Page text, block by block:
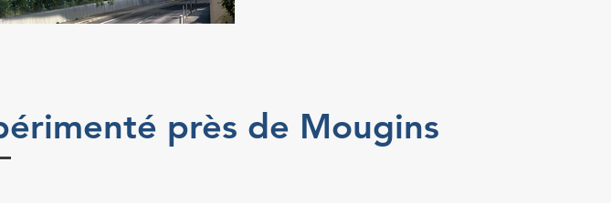
près de Mougins